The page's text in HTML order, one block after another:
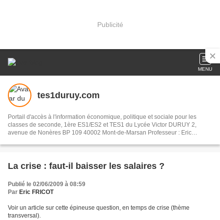
Publicité
MENU
tes1duruy.com
Portail d'accès à l'information économique, politique et sociale pour les
classes de seconde, 1ère ES1/ES2 et TES1 du Lycée Victor DURUY 2,
avenue de Nonères BP 109 40002 Mont-de-Marsan Professeur : Eric
La crise : faut-il baisser les salaires ?
Publié le 02/06/2009 à 08:59
Par Eric FRICOT
Voir un article sur cette épineuse question, en temps de crise (thème
transversal).